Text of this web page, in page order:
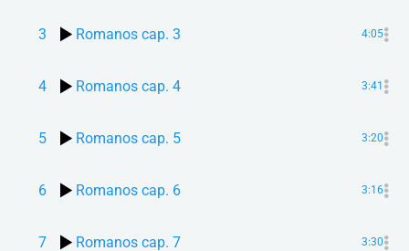
3 Romanos cap. 3 4:05
4 Romanos cap. 4 3:41
5 Romanos cap. 5 3:20
6 Romanos cap. 6 3:16
7 Romanos cap. 7 3:30